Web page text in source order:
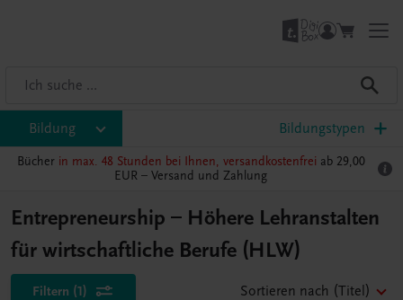
Bildung Bildungstypen
Bücher in max. 48 Stunden bei Ihnen, versandkostenfrei ab 29,00
EUR – Versand und Zahlung
Entrepreneurship – Höhere Lehranstalten
für wirtschaftliche Berufe (HLW)
Filtern (1) Sortieren nach (Titel)